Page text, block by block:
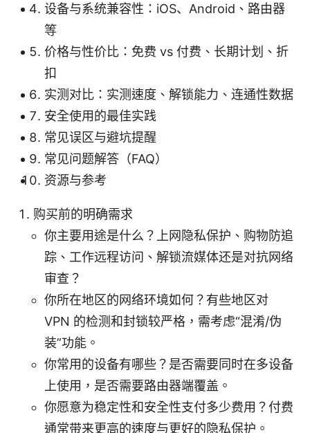
设备与系统兼容性：iOS、Android、路由器
等
价格与性价比：免费 vs 付费、长期计划、折
扣
实测对比：实测速度、解锁能力、连通性数据
安全使用的最佳实践
常见误区与避坑提醒
常见问题解答（FAQ）
资源与参考
购买前的明确需求
你主要用途是什么？上网隐私保护、购物防追
踪、工作远程访问、解锁流媒体还是对抗网络
审查？
你所在地区的网络环境如何？有些地区对
VPN 的检测和封锁较严格，需考虑“混淆/伪
装”功能。
你常用的设备有哪些？是否需要同时在多设备
上使用，是否需要路由器端覆盖。
你愿意为稳定性和安全性支付多少费用？付费
通常带来更高的速度与更好的隐私保护。